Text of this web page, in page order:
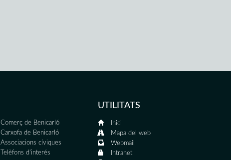
Comerç de Benicarló
Carxofa de Benicarló
Associacions cíviques
Telèfons d'interés
UTILITATS
Inici
Mapa del web
Webmail
Intranet